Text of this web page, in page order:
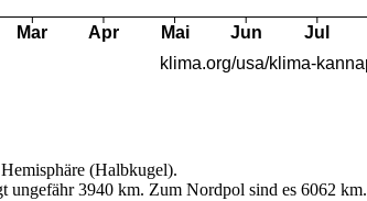
(Halbkugel).
ungefähr 3940 km. Zum Nordpol sind es 6062 km.